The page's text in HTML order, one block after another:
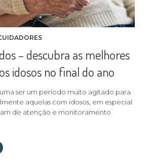
– descubra as melhores
idosos no final do ano
ser um período muito agitado para
aquelas com idosos, em especial
de atenção e monitoramento